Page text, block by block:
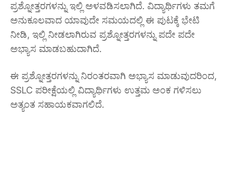
ಪ್ರಶ್ನೋತ್ತರಗಳನ್ನು ಇಲ್ಲಿ ಅಳವಡಿಸಲಾಗಿದೆ. ವಿದ್ಯಾರ್ಥಿಗಳು ತಮಗೆ
ಅನುಕೂಲವಾದ ಯಾವುದೇ ಸಮಯದಲ್ಲಿ ಈ ಪುಟಕ್ಕೆ ಭೇಟಿ
ನೀಡಿ, ಇಲ್ಲಿ ನೀಡಲಾಗಿರುವ ಪ್ರಶ್ನೋತ್ತರಗಳನ್ನು ಪದೇ ಪದೇ
ಅಭ್ಯಾಸ ಮಾಡಬಹುದಾಗಿದೆ.
ಈ ಪ್ರಶ್ನೋತ್ತರಗಳನ್ನು ನಿರಂತರವಾಗಿ ಅಭ್ಯಾಸ ಮಾಡುವುದರಿಂದ,
SSLC ಪರೀಕ್ಷೆಯಲ್ಲಿ ವಿದ್ಯಾರ್ಥಿಗಳು ಉತ್ತಮ ಅಂಕ ಗಳಿಸಲು
ಅತ್ಯಂತ ಸಹಾಯಕವಾಗಲಿದೆ.